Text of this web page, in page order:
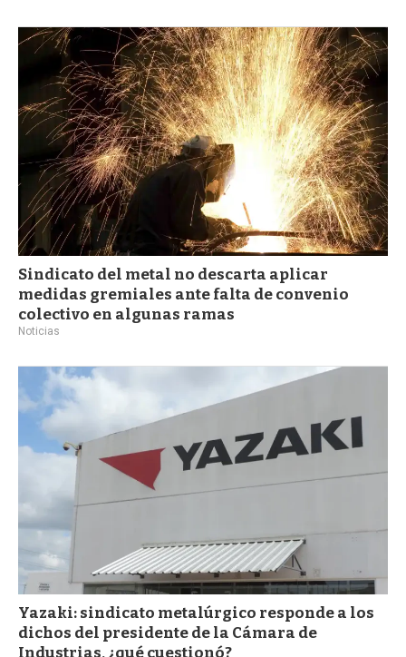
Sindicato del metal no descarta aplicar
medidas gremiales ante falta de convenio
colectivo en algunas ramas
Noticias
Yazaki: sindicato metalúrgico responde a los
dichos del presidente de la Cámara de
Industrias, ¿qué cuestionó?